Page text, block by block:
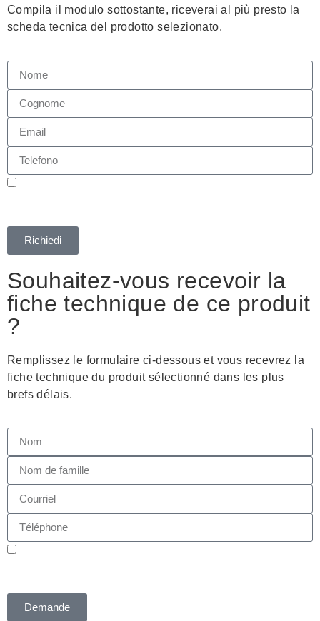
Compila il modulo sottostante, riceverai al più presto la
scheda tecnica del prodotto selezionato.
Richiedi
Souhaitez-vous recevoir la
fiche technique de ce produit
?
Remplissez le formulaire ci-dessous et vous recevrez la
fiche technique du produit sélectionné dans les plus
brefs délais.
Demande